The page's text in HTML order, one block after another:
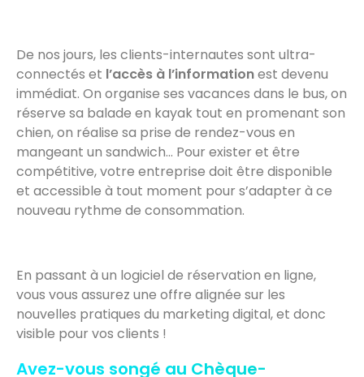
De nos jours, les clients-internautes sont ultra-
connectés et l’accès à l’informationest devenu
immédiat. On organise ses vacances dans le bus, on
réserve sa balade en kayak tout en promenant son
chien, on réalise sa prise de rendez-vous en
mangeant un sandwich… Pour exister et être
compétitive, votre entreprise doit être disponible
et accessible à tout moment pour s’adapter à ce
nouveau rythme de consommation.
En passant à un logiciel de réservation en ligne,
vous vous assurez une offre alignée sur les
nouvelles pratiques du marketing digital, et donc
visible pour vos clients !
Avez-vous songé au Chèque-